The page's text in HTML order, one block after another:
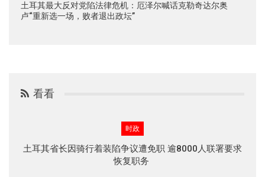
土耳其最大反对党陷法律危机：厄泽尔喊话克勒奇达尔奥
卢“重新选一场，败者退出政坛”
看看
时政
土耳其省长因骑行着装陷争议遭免职 逾8000人联署要求
恢复职务